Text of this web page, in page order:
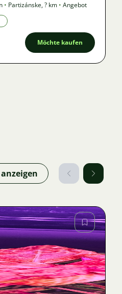
• Partizánske,? km • Angebot
Möchte kaufen
Bild